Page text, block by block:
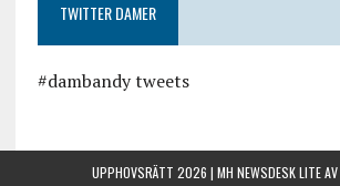
TWITTER DAMER
#dambandy tweets
UPPHOVSRÄTT 2026 | MH NEWSDESK LITE AV